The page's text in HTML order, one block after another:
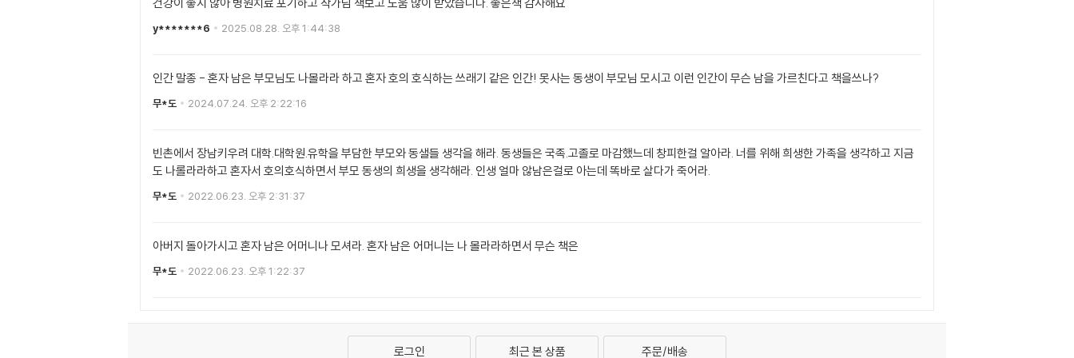
y*******6 2025.08.28. 오후 1:44:38
인간 말종 - 혼자 남은 부모님도 나몰라라 하고 혼자 호의 호식하는 쓰래기 같은 인간! 못사는 동생이 부모님 모시고 이런 인간이 무슨 남을 가르친다고 책을쓰나?
무*도 2024.07.24. 오후 2:22:16
빈촌에서 장남키우려 대학.대학원.유학을 부담한 부모와 동샐들 생각을 해라. 동생들은 국족.고졸로 마감했느데 창피한걸 알아라. 너를 위해 희생한 가족을 생각하고 지금
도 나롤라라하고 혼자서 호의호식하면서 부모 동생의 희생을 생각해라. 인생 얼마 않남은걸로 아는데 똑바로 살다가 죽어라.
무*도 2022.06.23. 오후 2:31:37
아버지 돌아가시고 혼자 남은 어머니나 모셔라. 혼자 남은 어머니는 나 몰라라하면서 무슨 책은
무*도 2022.06.23. 오후 1:22:37
로그인 최근 본 상품 주문/배송